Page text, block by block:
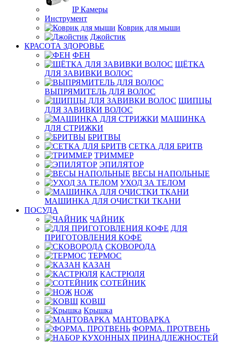
IP Камеры
Инструмент
Коврик для мыши
Джойстик
КРАСОТА ЗДОРОВЬЕ
ФЕН
ЩЁТКА
ДЛЯ ЗАВИВКИ ВОЛОС
ВЫПРЯМИТЕЛЬ ДЛЯ ВОЛОС
ЩИПЦЫ
ДЛЯ ЗАВИВКИ ВОЛОС
МАШИНКА
ДЛЯ СТРИЖКИ
БРИТВЫ
СЕТКА ДЛЯ БРИТВ
ТРИММЕР
ЭПИЛЯТОР
ВЕСЫ НАПОЛЬНЫЕ
УХОД ЗА ТЕЛОМ
МАШИНКА ДЛЯ ОЧИСТКИ ТКАНИ
ПОСУДА
ЧАЙНИК
ДЛЯ
ПРИГОТОВЛЕНИЯ КОФЕ
СКОВОРОДА
ТЕРМОС
КАЗАН
КАСТРЮЛЯ
СОТЕЙНИК
НОЖ
КОВШ
Крышка
МАНТОВАРКА
ФОРМА. ПРОТВЕНЬ